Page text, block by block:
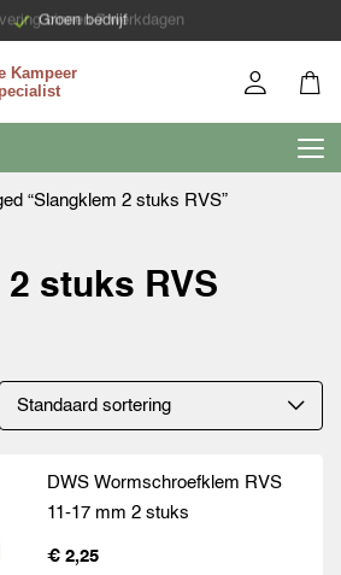
Groen bedrijf
binnen 7 werkdagen
“Slangklem 2 stuks RVS”
stuks RVS
DWS Wormschroefklem RVS
11-17 mm 2 stuks
€ 2,25